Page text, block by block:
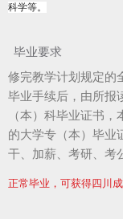
科学等。
毕业要求
修完教学计划规定的
毕业手续后，由所报
（本）科毕业证书
的大学专（本）毕业
干、加薪、考研、考
正常毕业，可获得四川